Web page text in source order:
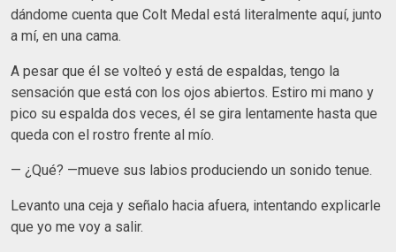
dándome cuenta que Colt Medal está literalmente aquí, junto
a mí, en una cama.
A pesar que él se volteó y está de espaldas, tengo la
sensación que está con los ojos abiertos. Estiro mi mano y
pico su espalda dos veces, él se gira lentamente hasta que
queda con el rostro frente al mío.
— ¿Qué? —mueve sus labios produciendo un sonido tenue.
Levanto una ceja y señalo hacia afuera, intentando explicarle
que yo me voy a salir.